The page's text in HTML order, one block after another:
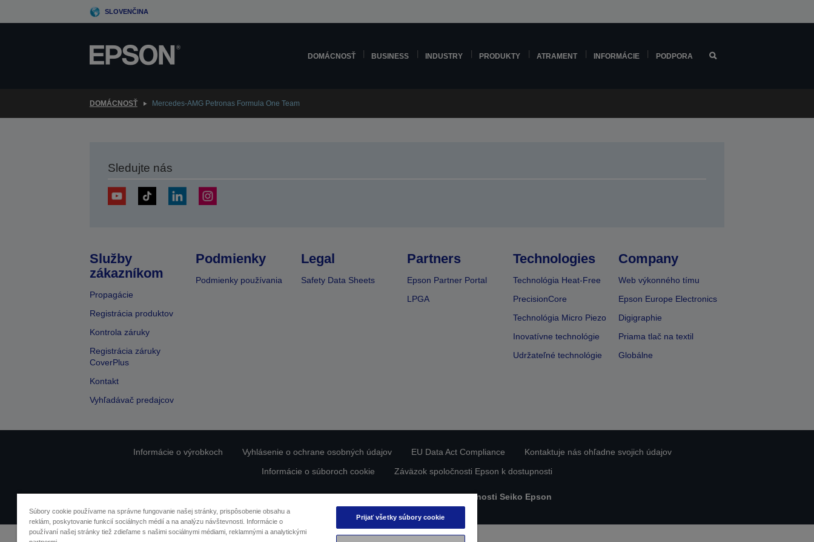
to
SLOVENČINA
DOMÁCNOSŤ BUSINESS INDUSTRY PRODUKTY ATRAMENT INFORMÁCIE PODPORA
DOMÁCNOSŤ Mercedes-AMG Petronas Formula One Team
Sledujte nás
Služby
zákazníkom
Propagácie
Registrácia produktov
Kontrola záruky
Registrácia záruky
CoverPlus
Kontakt
Vyhľadávač predajcov
Podmienky
Podmienky používania
Legal
Safety Data Sheets
Partners
Epson Partner Portal
LPGA
Technologies
Technológia Heat-Free
PrecisionCore
Technológia Micro Piezo
Inovatívne technológie
Udržateľné technológie
Company
Web výkonného tímu
Epson Europe Electronics
Digigraphie
Priama tlač na textil
Globálne
Informácie o výrobkoch Vyhlásenie o ochrane osobných údajov EU Data Act Compliance
Kontaktuje nás ohľadne svojich údajov
Informácie o súboroch cookie
Záväzok spoločnosti Epson k dostupnosti
Obsah chránený autorskými právami © 2026 spoločnosti Seiko Epson
Súbory cookie používame na správne fungovanie našej stránky, prispôsobenie obsahu a
reklám, poskytovanie funkcií sociálnych médií a na analýzu návštevnosti. Informácie o
používaní našej stránky tiež zdieľame s našimi sociálnymi médiami, reklamnými a analytickými
Prijať všetky súbory cookie